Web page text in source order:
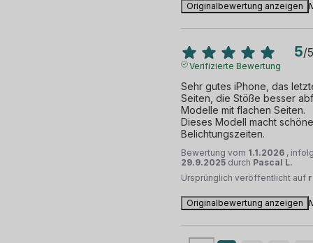
Originalbewertung anzeigen
5/5
Verifizierte Bewertung
Sehr gutes iPhone, das
Seiten, die Stöße besser
Modelle mit flachen Seiten.
Dieses Modell macht
Belichtungszeiten.
Bewertung vom 1.1.2026 ,
29.9.2025 durch Pascal L.
Ursprünglich veröffentlicht auf
Originalbewertung anzeigen